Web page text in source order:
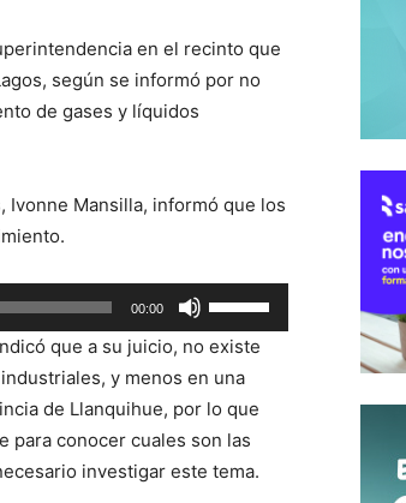
en el recinto que
según se informó por no
de gases y líquidos
Ivonne Mansilla, informó que los
00:00
las
teclas
de
flecha
arriba/abajo
para
que a su juicio, no existe
y menos en una
de Llanquihue, por lo que
para conocer cuales son las
investigar este tema.